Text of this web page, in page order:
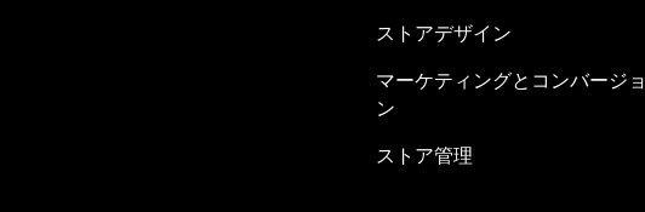
ストアデザイン
マーケティングとコンバージョ
ン
ストア管理